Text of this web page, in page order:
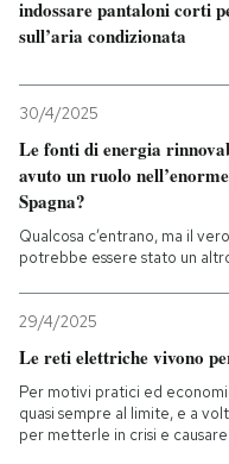
PODCAST
NEWSLETTER
I MIEI PREFERITI
SHOP
CALENDARIO
AREA PERSONALE
indossare pantaloni corti
sull’aria condizionata
30/4/2025
Le fonti di energia
avuto un ruolo
Spagna?
Qualcosa c’entrano, ma il
potrebbe essere stato un
29/4/2025
Le reti elettriche vivono
Per motivi pratici ed
quasi sempre al limite, e a
per metterle in crisi e